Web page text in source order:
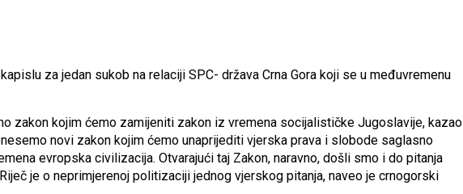
za jedan sukob na relaciji SPC- država Crna Gora koji se u međuvremenu
zakon kojim ćemo zamijeniti zakon iz vremena socijalističke Jugoslavije, kazao
novi zakon kojim ćemo unaprijediti vjerska prava i slobode saglasno
evropska civilizacija. Otvarajući taj Zakon, naravno, došli smo i do pitanja
je o neprimjerenoj politizaciji jednog vjerskog pitanja, naveo je crnogorski